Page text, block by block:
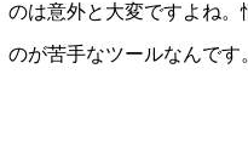
のは意外と大変ですよね。
のが苦手なツールなんです